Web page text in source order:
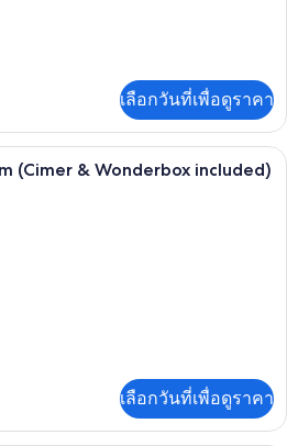
เลือกวันที่เพื่อดูราคา
เครื่องนอนระดับพรีเมียม, มินิบาร์ฟรี,
(Cimer & Wonderbox included)
เลือกวันที่เพื่อดูราคา